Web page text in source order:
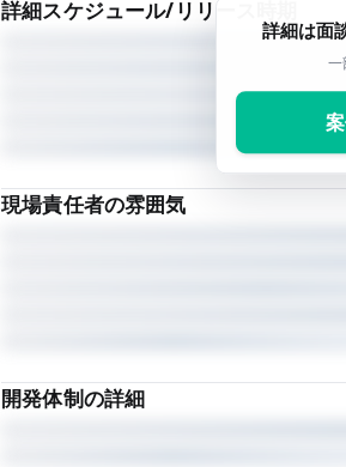
詳細スケジュール/リリース時期
現場責任者の雰囲気
開発体制の詳細
詳細は面
一